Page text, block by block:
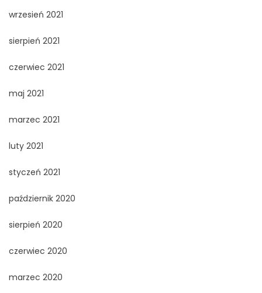
wrzesień 2021
sierpień 2021
czerwiec 2021
maj 2021
marzec 2021
luty 2021
styczeń 2021
październik 2020
sierpień 2020
czerwiec 2020
marzec 2020